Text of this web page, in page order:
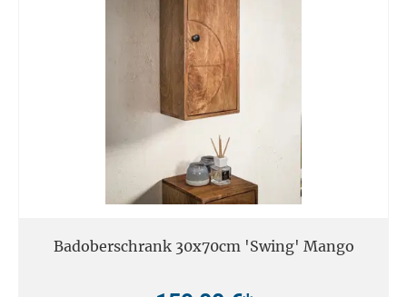
Badoberschrank 30x70cm 'Swing' Mango